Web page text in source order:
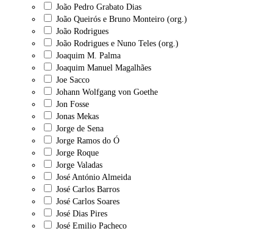
João Pedro Grabato Dias
João Queirós e Bruno Monteiro (org.)
João Rodrigues
João Rodrigues e Nuno Teles (org.)
Joaquim M. Palma
Joaquim Manuel Magalhães
Joe Sacco
Johann Wolfgang von Goethe
Jon Fosse
Jonas Mekas
Jorge de Sena
Jorge Ramos do Ó
Jorge Roque
Jorge Valadas
José António Almeida
José Carlos Barros
José Carlos Soares
José Dias Pires
José Emilio Pacheco